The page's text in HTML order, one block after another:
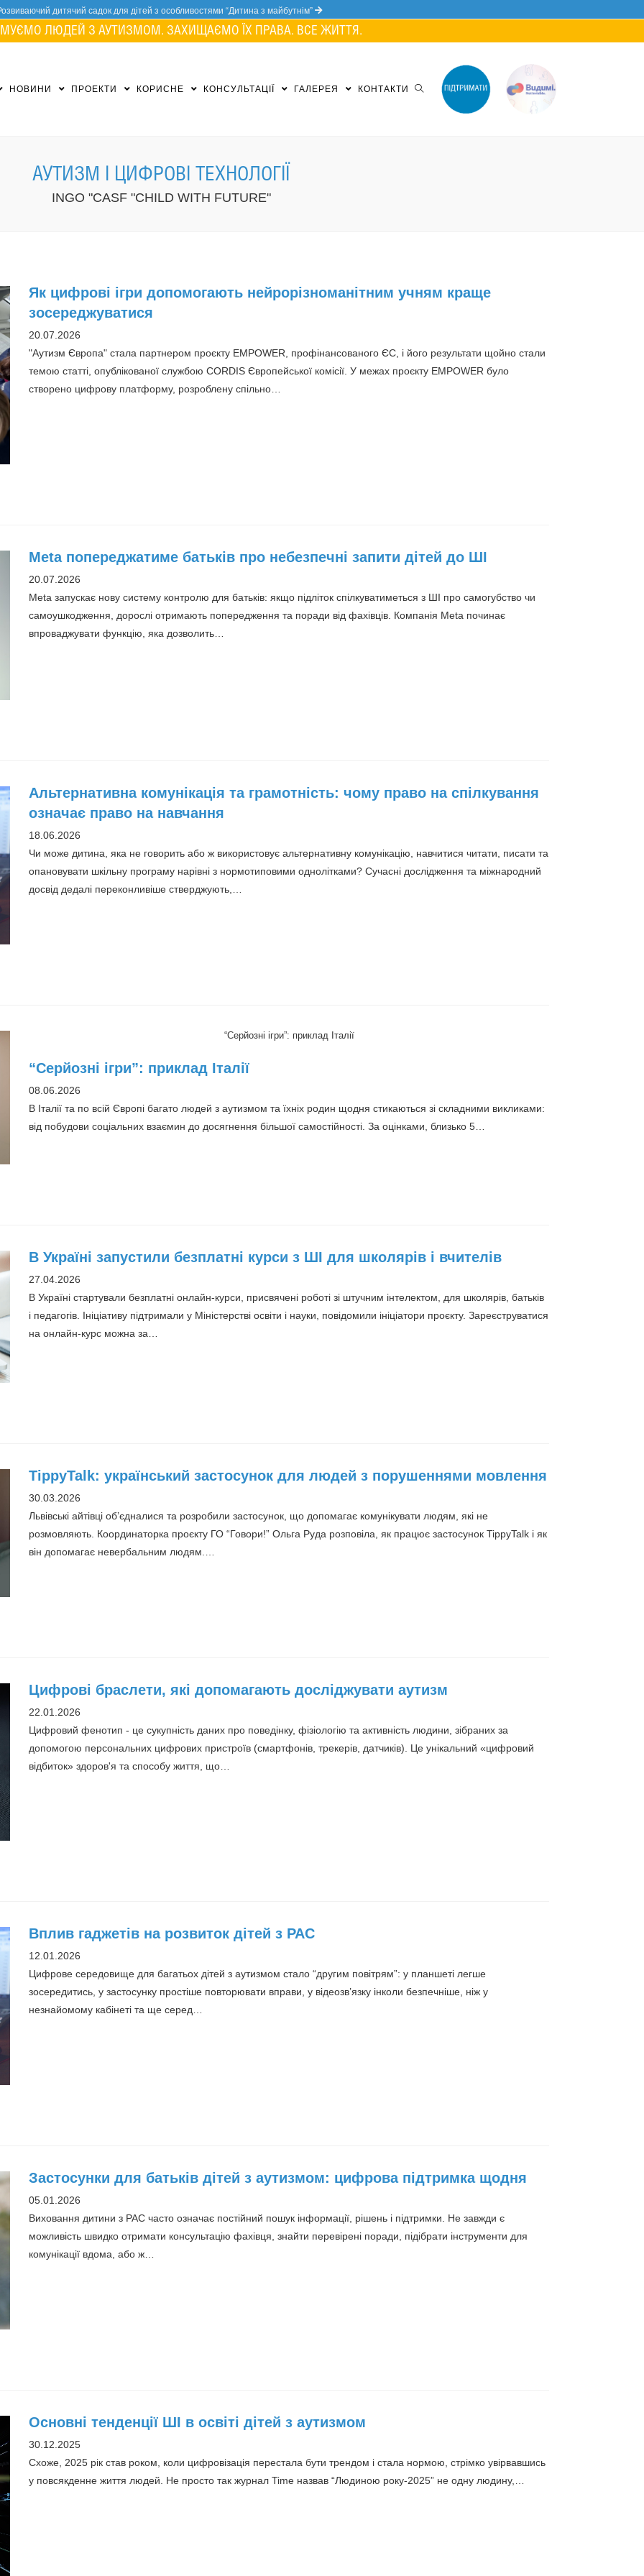
дитячий садок для дітей з особливостями “Дитина з майбутнім”
ЛЮДЕЙ З АУТИЗМОМ. ЗАХИЩАЄМО ЇХ ПРАВА. ВСЕ ЖИТТЯ.
НОВИНИ ПРОЕКТИ КОРИСНЕ КОНСУЛЬТАЦІЇ ГАЛЕРЕЯ КОНТАКТИ
АУТИЗМ І ЦИФРОВІ ТЕХНОЛОГІЇ
INGO "CASF "CHILD WITH FUTURE"
Як цифрові ігри допомогають нейрорізноманітним учням краще
зосереджуватися
20.07.2026
"Аутизм Європа" стала партнером проєкту EMPOWER, профінансованого ЄС, і його результати щойно стали
темою статті, опублікованої службою CORDIS Європейської комісії. У межах проєкту EMPOWER було
створено цифрову платформу, розроблену спільно…
Meta попереджатиме батьків про небезпечні запити дітей до ШІ
20.07.2026
Meta запускає нову систему контролю для батьків: якщо підліток спілкуватиметься з ШІ про самогубство чи
самоушкодження, дорослі отримають попередження та поради від фахівців. Компанія Meta починає
впроваджувати функцію, яка дозволить…
Альтернативна комунікація та грамотність: чому право на спілкування
означає право на навчання
18.06.2026
Чи може дитина, яка не говорить або ж використовує альтернативну комунікацію, навчитися читати, писати та
опановувати шкільну програму нарівні з нормотиповими однолітками? Сучасні дослідження та міжнародний
досвід дедалі переконливіше стверджують,…
“Серйозні ігри”: приклад Італії
“Серйозні ігри”: приклад Італії
08.06.2026
В Італії та по всій Європі багато людей з аутизмом та їхніх родин щодня стикаються зі складними викликами:
від побудови соціальних взаємин до досягнення більшої самостійності. За оцінками, близько 5…
В Україні запустили безплатні курси з ШІ для школярів і вчителів
27.04.2026
В Україні стартували безплатні онлайн-курси, присвячені роботі зі штучним інтелектом, для школярів, батьків
і педагогів. Ініціативу підтримали у Міністерстві освіти і науки, повідомили ініціатори проєкту. Зареєструватися
на онлайн-курс можна за…
TippyTalk: український застосунок для людей з порушеннями мовлення
30.03.2026
Львівські айтівці об’єдналися та розробили застосунок, що допомагає комунікувати людям, які не
розмовляють. Координаторка проєкту ГО “Говори!” Ольга Руда розповіла, як працює застосунок TippyTalk і як
він допомагає невербальним людям.…
Цифрові браслети, які допомагають досліджувати аутизм
22.01.2026
Цифровий фенотип - це сукупність даних про поведінку, фізіологію та активність людини, зібраних за
допомогою персональних цифрових пристроїв (смартфонів, трекерів, датчиків). Це унікальний «цифровий
відбиток» здоров'я та способу життя, що…
Вплив гаджетів на розвиток дітей з РАС
12.01.2026
Цифрове середовище для багатьох дітей з аутизмом стало “другим повітрям”: у планшеті легше
зосередитись, у застосунку простіше повторювати вправи, у відеозв’язку інколи безпечніше, ніж у
незнайомому кабінеті та ще серед…
Застосунки для батьків дітей з аутизмом: цифрова підтримка щодня
05.01.2026
Виховання дитини з РАС часто означає постійний пошук інформації, рішень і підтримки. Не завжди є
можливість швидко отримати консультацію фахівця, знайти перевірені поради, підібрати інструменти для
комунікації вдома, або ж…
Основні тенденції ШІ в освіті дітей з аутизмом
30.12.2025
Схоже, 2025 рік став роком, коли цифровізація перестала бути трендом і стала нормою, стрімко увірвавшись
у повсякденне життя людей. Не просто так журнал Time назвав “Людиною року-2025” не одну людину,…